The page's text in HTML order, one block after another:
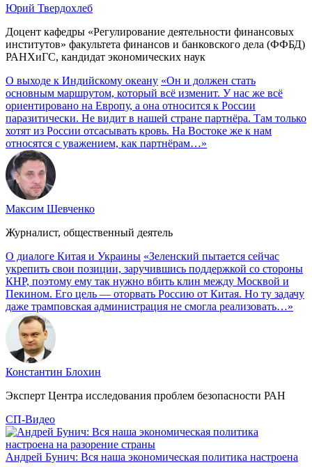
Юрий Твердохлеб
Доцент кафедры «Регулирование деятельности финансовых
институтов» факультета финансов и банковского дела (ФФБД)
РАНХиГС, кандидат экономических наук
О выходе к Индийскому океану «Он и должен стать
основным маршрутом, который всё изменит. У нас же всё
ориентировано на Европу, а она относится к России
паразитически. Не видит в нашей стране партнёра. Там только
хотят из России отсасывать кровь. На Востоке же к нам
относятся с уважением, как партнёрам…»
Максим Шевченко
Журналист, общественный деятель
О диалоге Китая и Украины «Зеленский пытается сейчас
укрепить свои позиции, заручившись поддержкой со стороны
КНР, поэтому ему так нужно вбить клин между Москвой и
Пекином. Его цель — оторвать Россию от Китая. Но ту задачу
даже трамповская администрация не смогла реализовать…»
Константин Блохин
Эксперт Центра исследования проблем безопасности РАН
СП-Видео
Андрей Бунич: Вся наша экономическая политика настроена